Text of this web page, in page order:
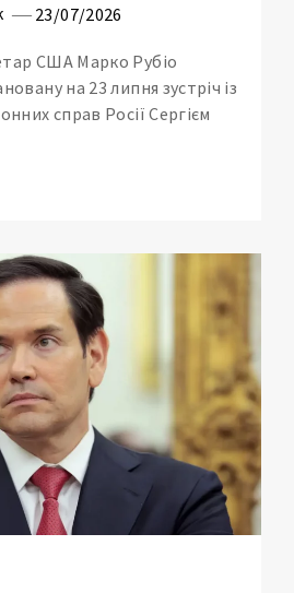
23/07/2026
США Марко Рубіо
на 23 липня зустріч із
справ Росії Сергієм